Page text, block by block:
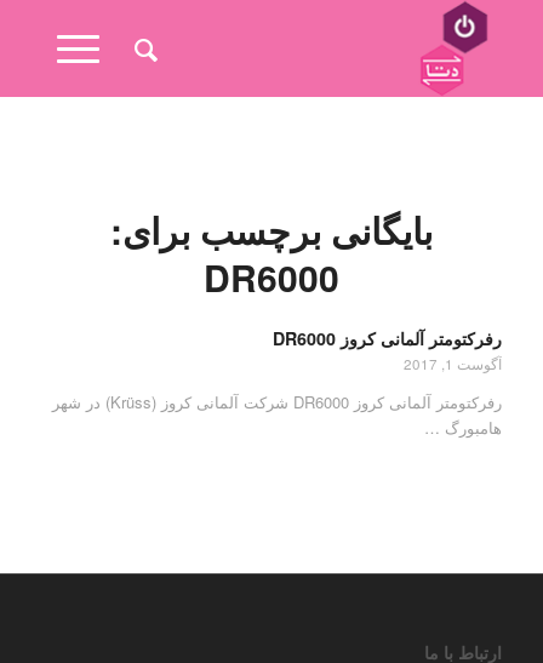
بایگانی برچسب برای:
DR6000
رفرکتومتر آلمانی کروز DR6000
آگوست 1, 2017
رفرکتومتر آلمانی کروز DR6000 شرکت آلمانی کروز (Krüss) در شهر
هامبورگ …
ارتباط با ما